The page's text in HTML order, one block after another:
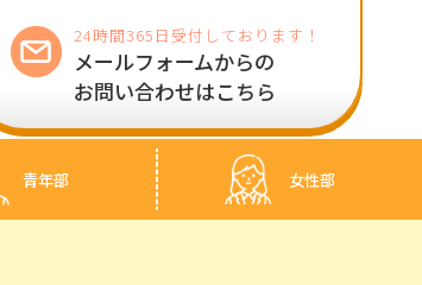
24時間365日受付しております！
メールフォームからの
お問い合わせはこちら
青年部 女性部